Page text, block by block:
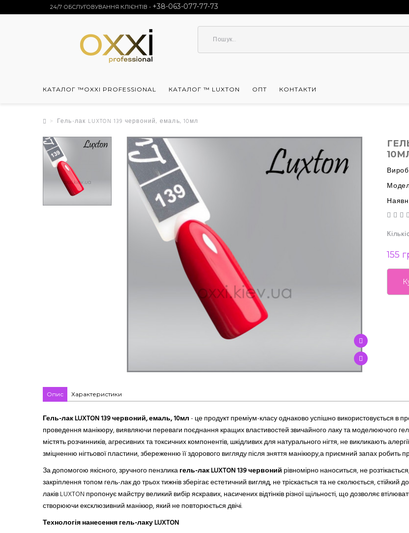
24/7 ОБСЛУГОВУВАННЯ КЛІЄНТІВ - +38-063-077-77-73
КАТАЛОГ ™OXXI PROFESSIONAL КАТАЛОГ ™ LUXTON ОПТ КОНТАКТИ
Гель-лак LUXTON 139 червоний, емаль, 10мл
155
Опис Характеристики
Гель-лак LUXTON 139 червоний, емаль, 10мл- це продукт преміум-класу однаково успішно використовується в
проведення манікюру, виявляючи переваги поєднання кращих властивостей звичайного лаку та моделюючого
містять розчинників, агресивнихтатоксичних компонентів, шкідливих для натурального нігтя, не викликають
зміцненню нігтьової пластини, збереженню її здорового вигляду після зняття манікюру,а приємний запах
За допомогою якісного, зручного пензликагель-лак LUXTON139 червоний рівномірно наноситься, не
закріплення топом гель-лак до трьох тижнів зберігає естетичний вигляд, не тріскаєтьсятане сколюється, стійкий
лаків LUXTON пропонує майстру великий вибір яскравих, насичених відтінків різної щільності, що дозволяє
створюючи ексклюзивний манікюр, який не повторюється двічі.
Технологія нанесення гель-лаку LUXTON